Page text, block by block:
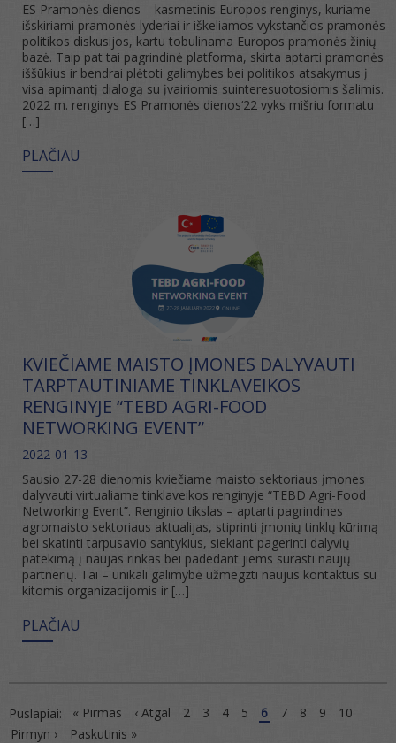
ES Pramonės dienos – kasmetinis Europos renginys, kuriame
išskiriami pramonės lyderiai ir iškeliamos vykstančios pramonės
politikos diskusijos, kartu tobulinama Europos pramonės žinių
bazė. Taip pat tai pagrindinė platforma, skirta aptarti pramonės
iššūkius ir bendrai plėtoti galimybes bei politikos atsakymus į
visa apimantį dialogą su įvairiomis suinteresuotosiomis šalimis.
2022 m. renginys ES Pramonės dienos‘22 vyks mišriu formatu
[…]
PLAČIAU
KVIEČIAME MAISTO ĮMONES DALYVAUTI
TARPTAUTINIAME TINKLAVEIKOS
RENGINYJE “TEBD AGRI-FOOD
NETWORKING EVENT”
2022-01-13
Sausio 27-28 dienomis kviečiame maisto sektoriaus įmones
dalyvauti virtualiame tinklaveikos renginyje “TEBD Agri-Food
Networking Event”. Renginio tikslas – aptarti pagrindines
agromaisto sektoriaus aktualijas, stiprinti įmonių tinklų kūrimą
bei skatinti tarpusavio santykius, siekiant pagerinti dalyvių
patekimą į naujas rinkas bei padedant jiems surasti naujų
partnerių. Tai – unikali galimybė užmegzti naujus kontaktus su
kitomis organizacijomis ir […]
PLAČIAU
Puslapiai: « Pirmas ‹ Atgal 2 3 4 5 6 7 8 9
10
Pirmyn ›
Paskutinis »